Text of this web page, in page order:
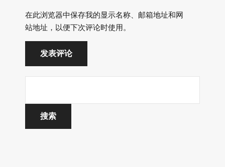
在此浏览器中保存我的显示名称、邮箱地址和网
站地址，以便下次评论时使用。